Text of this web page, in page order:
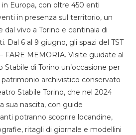
Europa, con oltre 450 enti
in presenza sul territorio, un
vivo a Torino e centinaia di
Dal 6 al 9 giugno, gli spazi del TST
FARE MEMORIA. Visite guidate al
Stabile di Torino un’occasione per
patrimonio archivistico conservato
Stabile Torino, che nel 2024
sua nascita, con guide
potranno scoprire locandine,
ritagli di giornale e modellini